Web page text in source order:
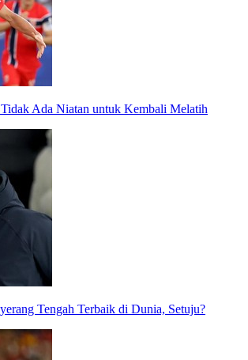
Ada Niatan untuk Kembali Melatih
Tengah Terbaik di Dunia, Setuju?